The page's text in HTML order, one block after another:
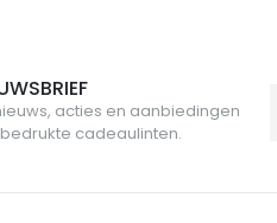
acties en aanbiedingen
cadeaulinten.